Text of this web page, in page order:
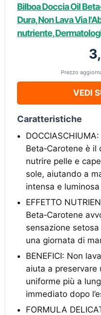
Bilboa Doccia Oil
Dura, Non Lava Via
nutriente,
Prezzo
VEDI
Caratteristiche
Beta‑Carotene è
nutrire pelle e
sole, aiutando a
intensa e luminosa
EFFETTO
Beta‑Carotene
sensazione
una giornata di
BENEFICI: Non
aiuta a preservare
uniforme più a
immediato dopo
FORMULA